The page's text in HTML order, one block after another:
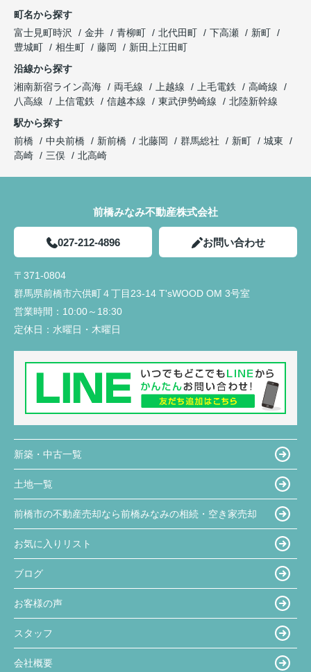
町名から探す
富士見町時沢
金井 青柳町 北代田町 下高瀬
新町
豊城町
相生町 藤岡
新田上江田町
沿線から探す
湘南新宿ライン高海
両毛線 上越線 上毛電鉄
高崎線
八高線
上信電鉄 信越本線 東武伊勢崎線
北陸新幹線
駅から探す
前橋
中央前橋 新前橋 北藤岡 群馬総社 新町
城東
高崎
三俣 北高崎
前橋みなみ不動産株式会社
027-212-4896 お問い合わせ
〒371-0804
群馬県前橋市六供町４丁目23‐14 T'sWOOD OM 3号室
営業時間： 10:00～18:30
定休日： 水曜日・木曜日
新築・中古一覧
土地一覧
前橋市の不動産売却なら前橋みなみの相続・空き家売却
お気に入りリスト
ブログ
お客様の声
スタッフ
会社概要